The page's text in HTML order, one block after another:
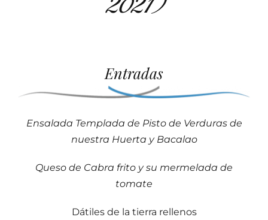
2021)
Entradas
Ensalada Templada de Pisto de Verduras de
nuestra Huerta y Bacalao
Queso de Cabra frito y su mermelada de
tomate
Dátiles de la tierra rellenos